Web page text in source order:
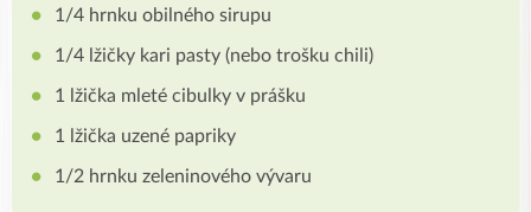
1/4 hrnku obilného sirupu
1/4 lžičky kari pasty (nebo trošku chili)
1 lžička mleté cibulky v prášku
1 lžička uzené papriky
1/2 hrnku zeleninového vývaru